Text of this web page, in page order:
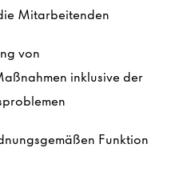
Mitarbeitenden
von
inklusive der
Funktion